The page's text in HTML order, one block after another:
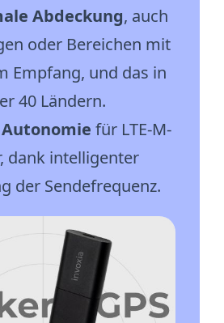
Abdeckung, auch
oder Bereichen mit
Empfang, und das in
40 Ländern.
für LTE-M-
dank intelligenter
der Sendefrequenz.